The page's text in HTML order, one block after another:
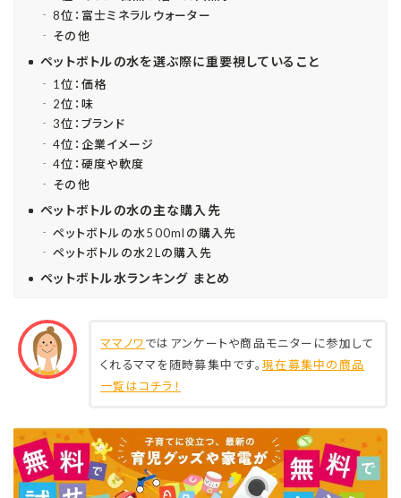
8位：富士ミネラルウォーター
その他
ペットボトルの水を選ぶ際に重要視していること
1位：価格
2位：味
3位：ブランド
4位：企業イメージ
4位：硬度や軟度
その他
ペットボトルの水の主な購入先
ペットボトルの水500mlの購入先
ペットボトルの水2Lの購入先
ペットボトル水ランキング まとめ
ママノワではアンケートや商品モニターに参加して
くれるママを随時募集中です。 現在募集中の商品
一覧はコチラ！